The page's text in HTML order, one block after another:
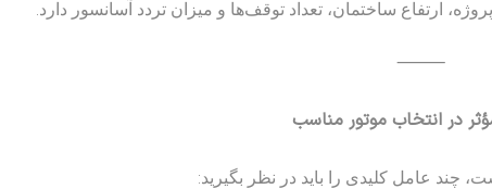
ارتفاع ساختمان، تعداد توقف‌ها و میزان تردد آسانسور دارد.
⸻
در انتخاب موتور مناسب
چند عامل کلیدی را باید در نظر بگیرید: